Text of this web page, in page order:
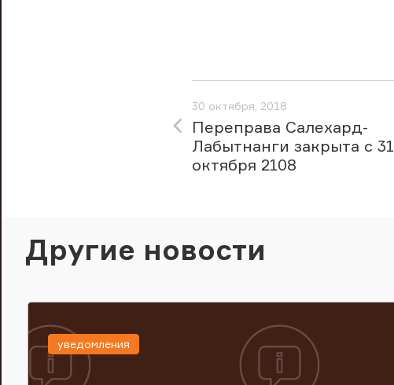
30 октября, 2018
Переправа Салехард-
Лабытнанги закрыта с 31
октября 2108
Другие новости
уведомления